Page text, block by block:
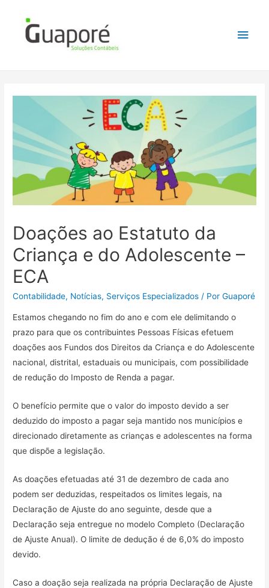
Doações ao Estatuto da
Criança e do Adolescente –
ECA
Contabilidade, Notícias, Serviços Especializados / PorGuaporé
Estamos chegando no fim do ano e com ele delimitando o
prazo para que os contribuintes Pessoas Físicas efetuem
doações aos Fundos dos Direitos da Criança e do Adolescente
nacional, distrital, estaduais ou municipais, com possibilidade
de redução do Imposto de Renda a pagar.
O benefício permite que o valor do imposto devido a ser
deduzido do imposto a pagar seja mantido nos municípios e
direcionado diretamente as crianças e adolescentes na forma
que dispõe a legislação.
As doações efetuadas até 31 de dezembro de cada ano
podem ser deduzidas, respeitados os limites legais, na
Declaração de Ajuste do ano seguinte, desde que a
Declaração seja entregue no modelo Completo (Declaração
de Ajuste Anual). O limite de dedução é de 6,0% do imposto
devido.
Caso a doação seja realizada na própria Declaração de Ajuste